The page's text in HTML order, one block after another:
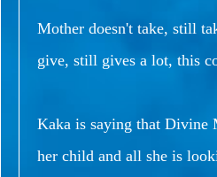
Mother doesn't take, still
give, still gives a lot, this
Kaka is saying that Divine
her child and all she is